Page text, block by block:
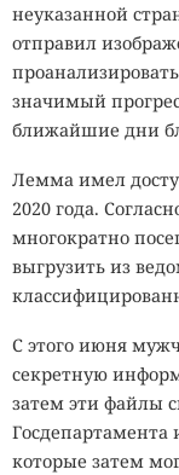
неуказанной
отправил
значимый
ближайшие дни
Лемма имел
2020 года.
многократно
выгрузить из
С этого июня
секретную
затем эти файлы
Госдепартамента
которые затем